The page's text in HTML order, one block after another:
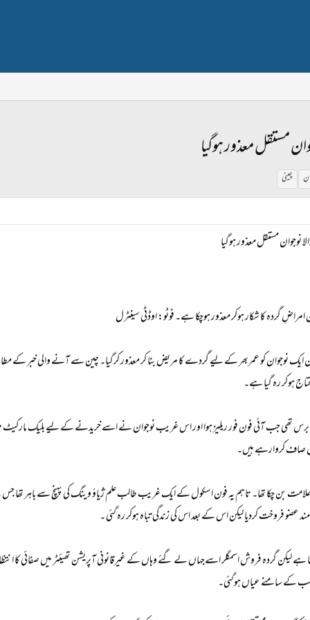
مستقل معذور ہوگیا
چینی
مستقل معذور ہوگیا
گردہ کا شکار ہوکر معذور ہوچکا ہے۔ فوٹو: اوڈٹی سینٹرل
نوجوان کو عمربھر کے لیے گردے کا مریض بنا کر معذور کرگیا۔ چین سے آنے والی خبر کے
ہوکر رہ گیا ہے۔
آٹھ سال قبل چینی نوجوان ژیاؤ وینگ کی عمر 17 برس تھی جب آئی فون فور ریلیز ہوا اور اس غریب نوجوان نے اسے
صاف کروارہے ہیں۔
کی علامت بن چکا تھا۔ تاہم یہ فون اسکول کے ایک غریب طالب علم ژیاؤ وینگ کی پہنچ سے باہر
ہے لیکن گردہ فروش اسمگلر اسےجہاں لے گئے وہاں کے غیرقانونی آپریشن تھیئٹر میں صفائی کا
سب کے سامنے عیاں ہوگئی۔